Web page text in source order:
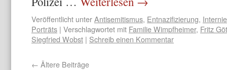
Veröffentlicht unterAntisemitismus, Entnazifizierung,
Porträts | Verschlagwortet mit Familie Wimpfheimer, Fritz
Siegfried Wobst | Schreib einen Kommentar
← Ältere Beiträge